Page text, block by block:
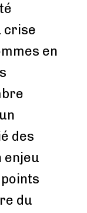
crise
en
des
enjeu
du